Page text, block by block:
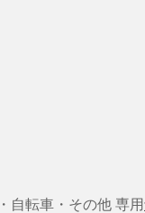
自転車・その他 専用